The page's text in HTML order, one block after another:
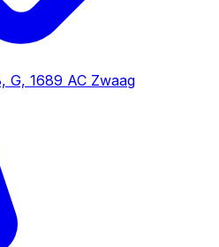
G, 1689 AC Zwaag